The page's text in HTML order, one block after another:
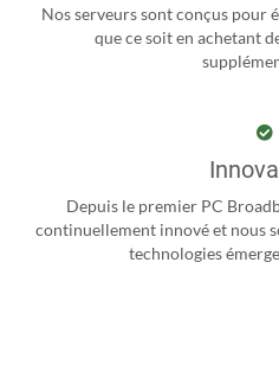
Nos serveurs sont conçus pour
que ce soit en achetant
Depuis le premier PC
continuellement innové et nous
technologies